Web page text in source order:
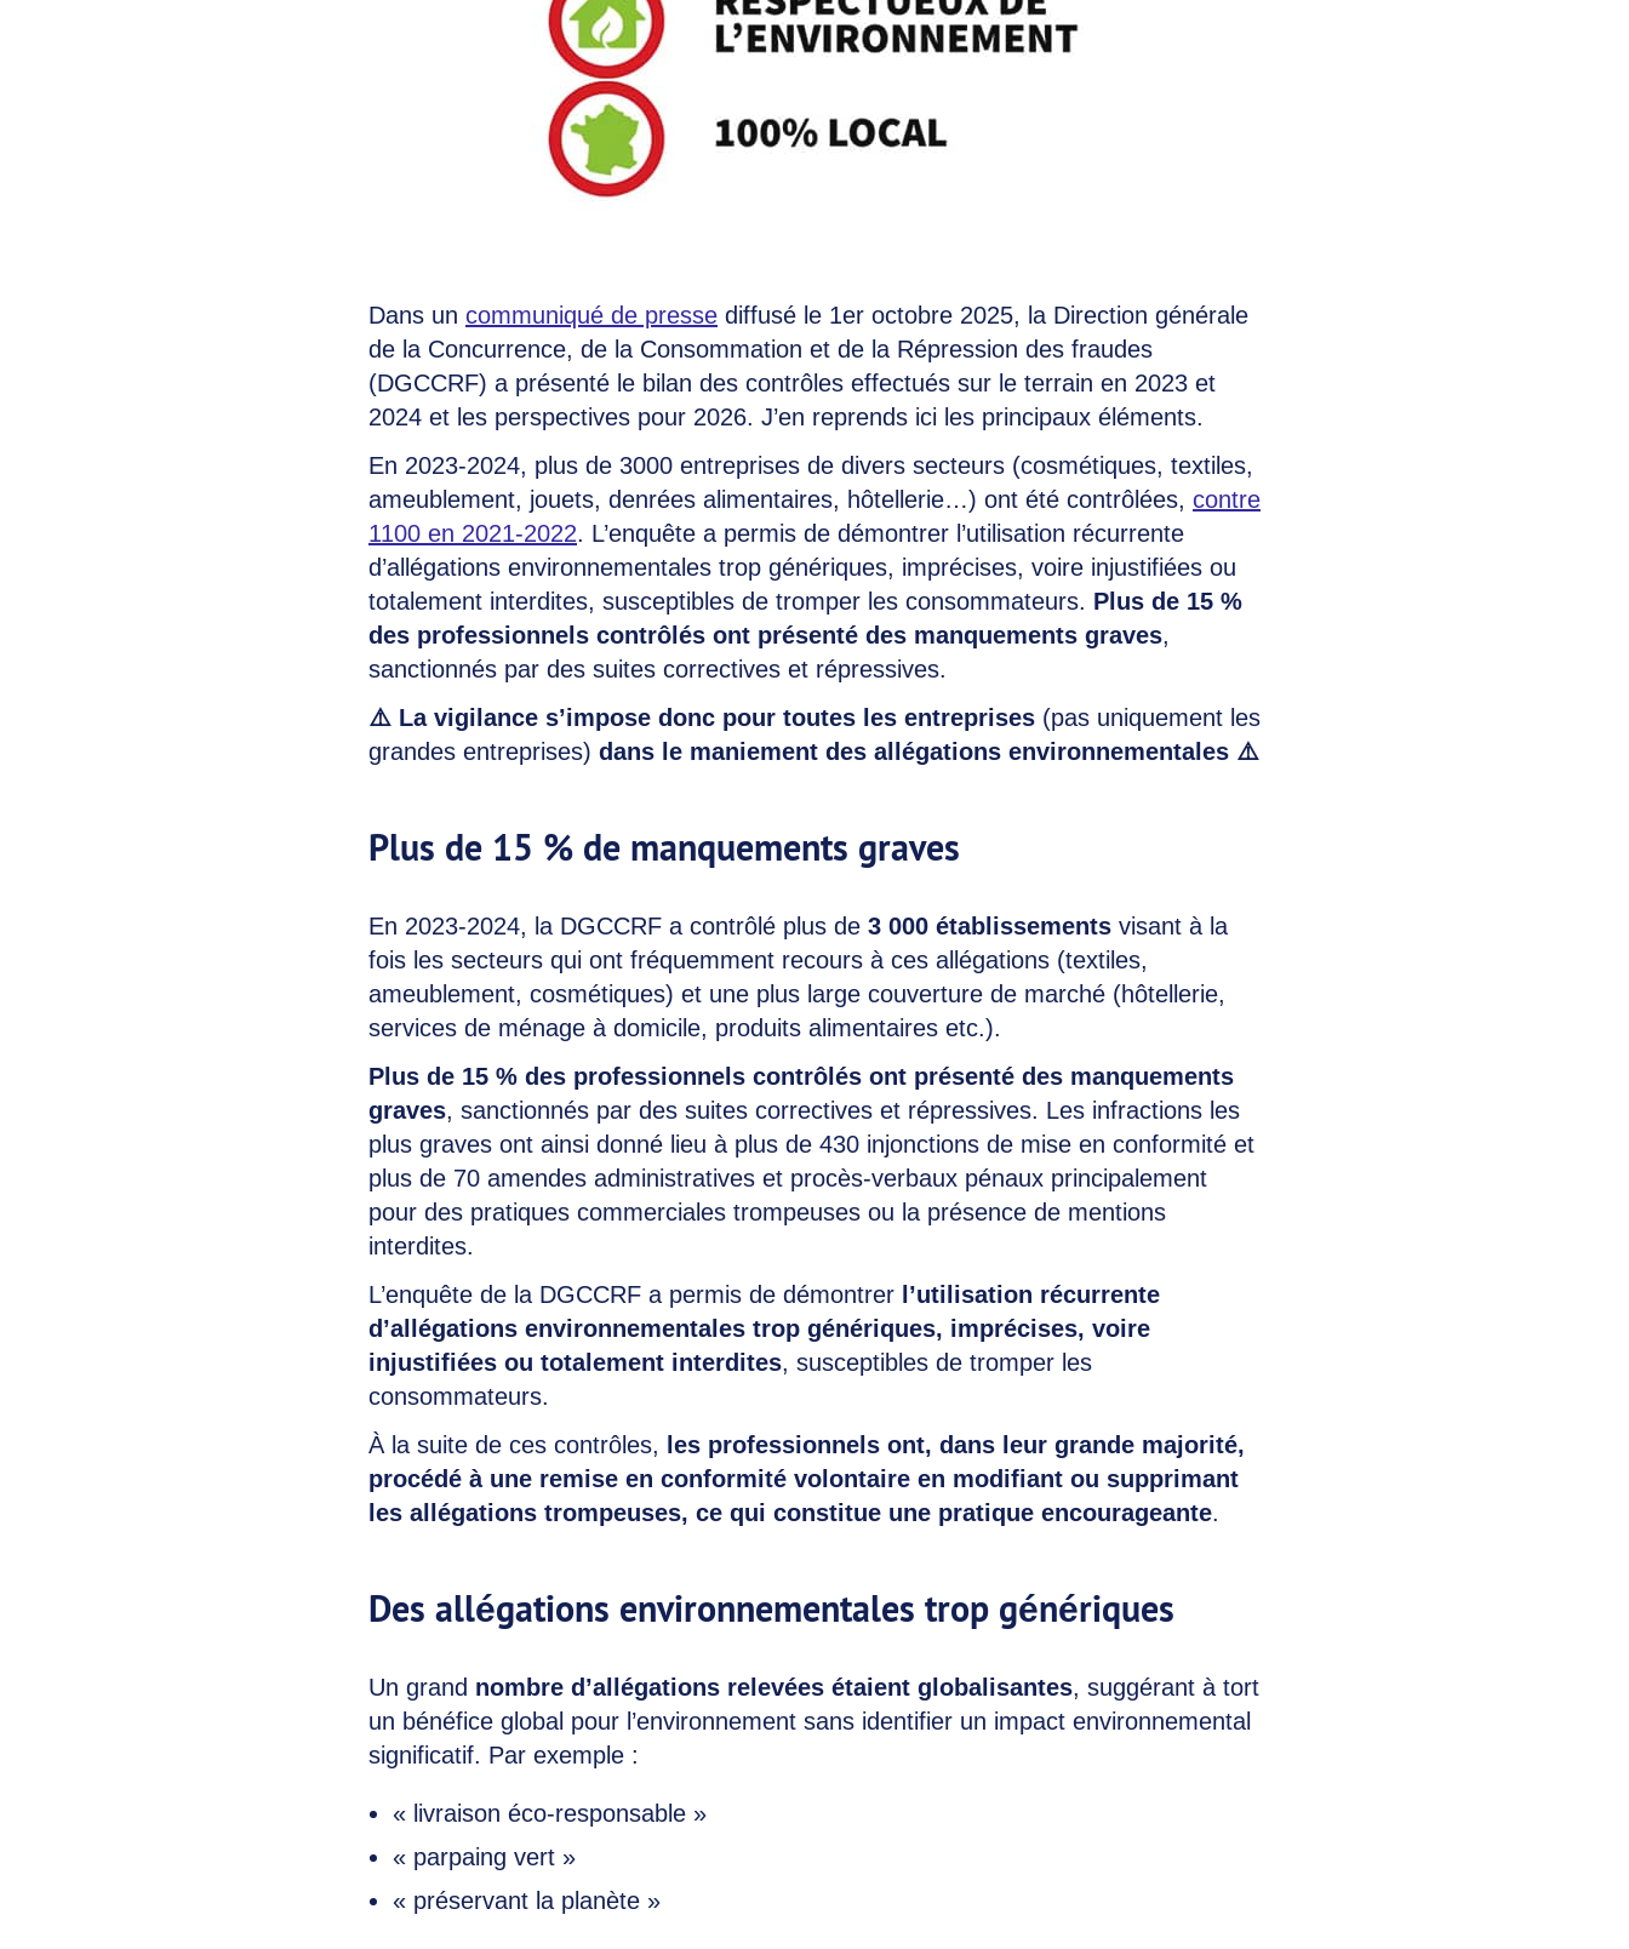
Dans un communiqué de presse diffusé le 1er octobre 2025, la Direction générale
de la Concurrence, de la Consommation et de la Répression des fraudes
(DGCCRF) a présenté le bilan des contrôles effectués sur le terrain en 2023 et
2024 et les perspectives pour 2026. J’en reprends ici les principaux éléments.
En 2023-2024, plus de 3000 entreprises de divers secteurs (cosmétiques, textiles,
ameublement, jouets, denrées alimentaires, hôtellerie…) ont été contrôlées, contre
1100 en 2021-2022. L’enquête a permis de démontrer l’utilisation récurrente
d’allégations environnementales trop génériques, imprécises, voire injustifiées ou
totalement interdites, susceptibles de tromper les consommateurs. Plus de 15 %
des professionnels contrôlés ont présenté des manquements graves,
sanctionnés par des suites correctives et répressives.
⚠️ La vigilance s’impose donc pour toutes les entreprises (pas uniquement les
grandes entreprises) dans le maniement des allégations environnementales ⚠️
Plus de 15 % de manquements graves
En 2023-2024, la DGCCRF a contrôlé plus de 3 000 établissements visant à la
fois les secteurs qui ont fréquemment recours à ces allégations (textiles,
ameublement, cosmétiques) et une plus large couverture de marché (hôtellerie,
services de ménage à domicile, produits alimentaires etc.).
Plus de 15 % des professionnels contrôlés ont présenté des manquements
graves, sanctionnés par des suites correctives et répressives. Les infractions les
plus graves ont ainsi donné lieu à plus de 430 injonctions de mise en conformité et
plus de 70 amendes administratives et procès-verbaux pénaux principalement
pour des pratiques commerciales trompeuses ou la présence de mentions
interdites.
L’enquête de la DGCCRF a permis de démontrer l’utilisation récurrente
d’allégations environnementales trop génériques, imprécises, voire
injustifiées ou totalement interdites, susceptibles de tromper les
consommateurs.
À la suite de ces contrôles,
les professionnels ont, dans leur grande majorité,
procédé à une remise en conformité volontaire en modifiant ou supprimant
les allégations trompeuses, ce qui constitue une pratique encourageante.
Des allégations environnementales trop génériques
Un grand nombre d’allégations relevées étaient globalisantes, suggérant à tort
un bénéfice global pour l’environnement sans identifier un impact environnemental
significatif. Par exemple :
« livraison éco-responsable »
« parpaing vert »
« préservant la planète »